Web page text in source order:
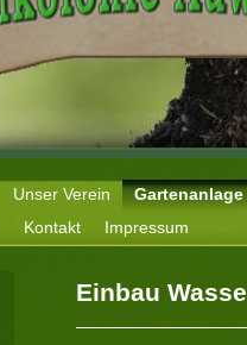
Unser Verein
Gartenanlage
Kontakt Impressum
Einbau